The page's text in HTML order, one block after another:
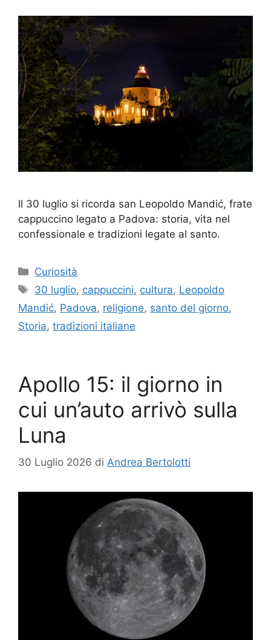
Il 30 luglio si ricorda san Leopoldo Mandić, frate
cappuccino legato a Padova: storia, vita nel
confessionale e tradizioni legate al santo.
Categorie
Curiosità
Tag
30 luglio, cappuccini, cultura, Leopoldo
Mandić, Padova, religione, santo del giorno,
Storia, tradizioni italiane
Apollo 15: il giorno in
cui un’auto arrivò sulla
Luna
30 Luglio 2026 di Andrea Bertolotti